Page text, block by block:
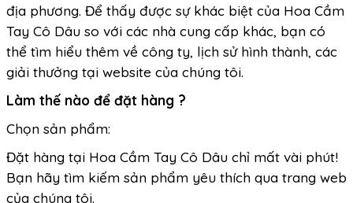
địa phương. Để thấy được sự khác biệt của Hoa Cầm
Tay Cô Dâu so với các nhà cung cấp khác, bạn có
thể tìm hiểu thêm về công ty, lịch sử hình thành, các
giải thưởng tại website của chúng tôi.
Làm thế nào để đặt hàng ?
Chọn sản phẩm:
Đặt hàng tại Hoa Cầm Tay Cô Dâu chỉ mất vài phút!
Bạn hãy tìm kiếm sản phẩm yêu thích qua trang web
của chúng tôi.